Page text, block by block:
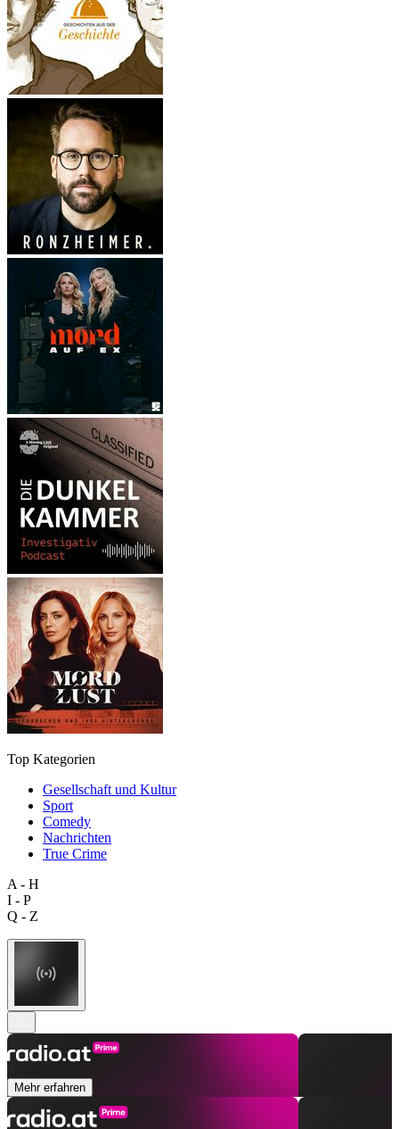
Top Kategorien
Gesellschaft und Kultur
Sport
Comedy
Nachrichten
True Crime
A - H
I - P
Q - Z
Mehr erfahren